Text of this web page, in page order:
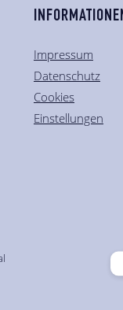
Impressum
Datenschutz
Cookies
Einstellungen